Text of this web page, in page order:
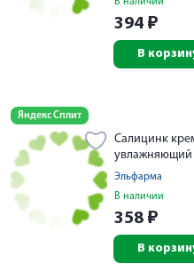
394 ₽
В
Яндекс Сплит
Салицинк
увлажняющий
Эльфарма
В наличии
358 ₽
В